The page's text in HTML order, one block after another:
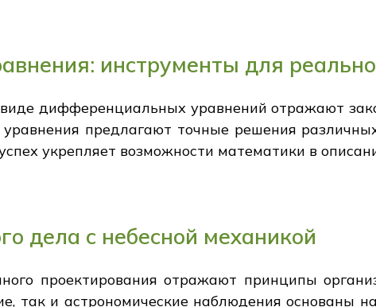
инструменты для
дифференциальных уравнений отражают
предлагают точные решения
укрепляет возможности математики в
дела с небесной механикой
проектирования отражают принципы
так и астрономические наблюдения основаны